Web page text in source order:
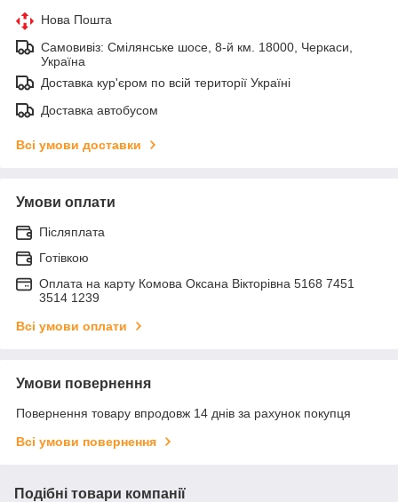
Нова Пошта
Самовивіз: Смілянське шосе, 8-й км. 18000, Черкаси,
Україна
Доставка кур'єром по всій території Україні
Доставка автобусом
Всі умови доставки
Умови оплати
Післяплата
Готівкою
Оплата на карту Комова Оксана Вікторівна 5168 7451
3514 1239
Всі умови оплати
Умови повернення
Повернення товару впродовж 14 днів за рахунок покупця
Всі умови повернення
Подібні товари компанії